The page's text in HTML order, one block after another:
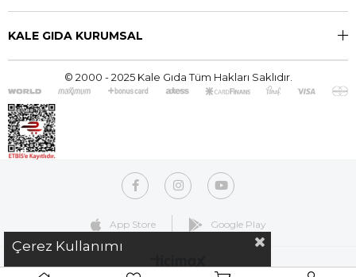
KALE GIDA KURUMSAL
© 2000 - 2025 Kale Gıda Tüm Hakları Saklıdır.
App Store Google Play
Çerez Kullanımı